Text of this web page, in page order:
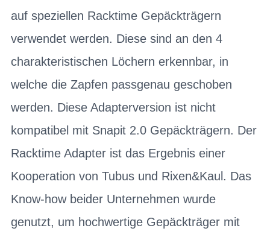
auf speziellen Racktime Gepäckträgern
verwendet werden. Diese sind an den 4
charakteristischen Löchern erkennbar, in
welche die Zapfen passgenau geschoben
werden. Diese Adapterversion ist nicht
kompatibel mit Snapit 2.0 Gepäckträgern. Der
Racktime Adapter ist das Ergebnis einer
Kooperation von Tubus und Rixen&Kaul. Das
Know-how beider Unternehmen wurde
genutzt, um hochwertige Gepäckträger mit